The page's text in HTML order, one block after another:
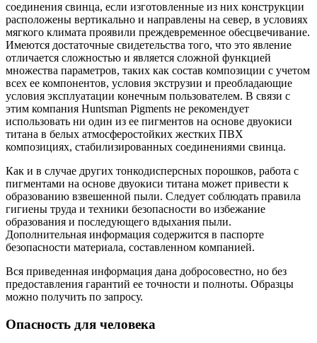
соединения свинца, если изготовленные из них конструкции
расположены вертикально и направлены на север, в условиях
мягкого климата проявили преждевременное обесцвечивание.
Имеются достаточные свидетельства того, что это явление
отличается сложностью и является сложной функцией
множества параметров, таких как состав композиции с учетом
всех ее компонентов, условия экструзии и преобладающие
условия эксплуатации конечным пользователем. В связи с
этим компания Huntsman Pigments не рекомендует
использовать ни один из ее пигментов на основе двуокиси
титана в белых атмосферостойких жестких ПВХ
композициях, стабилизированных соединениями свинца.
Как и в случае других тонкодисперсных порошков, работа с
пигментами на основе двуокиси титана может привести к
образованию взвешенной пыли. Следует соблюдать правила
гигиены труда и техники безопасности во избежание
образования и последующего вдыхания пыли.
Дополнительная информация содержится в паспорте
безопасности материала, составленном компанией.
Вся приведенная информация дана добросовестно, но без
предоставления гарантий ее точности и полноты. Образцы
можно получить по запросу.
Опасность для человека